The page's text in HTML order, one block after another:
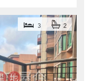
3 2